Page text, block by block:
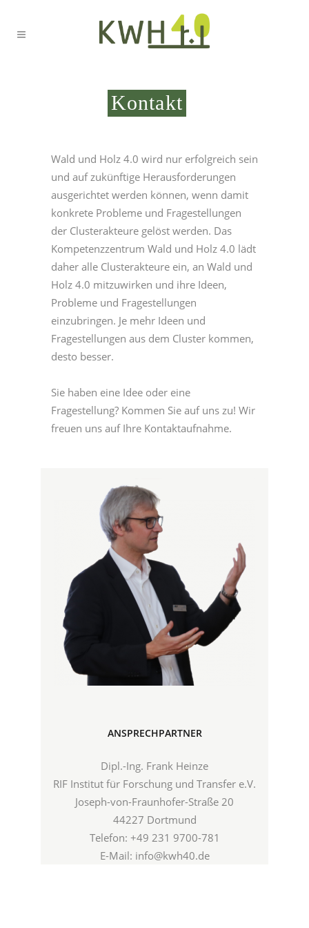
Kontakt
Wald und Holz 4.0 wird nur erfolgreich sein
und auf zukünftige Herausforderungen
ausgerichtet werden können, wenn damit
konkrete Probleme und Fragestellungen
der Clusterakteure gelöst werden. Das
Kompetenzzentrum Wald und Holz 4.0 lädt
daher alle Clusterakteure ein, an Wald und
Holz 4.0 mitzuwirken und ihre Ideen,
Probleme und Fragestellungen
einzubringen. Je mehr Ideen und
Fragestellungen aus dem Cluster kommen,
desto besser.
Sie haben eine Idee oder eine
Fragestellung? Kommen Sie auf uns zu! Wir
freuen uns auf Ihre Kontaktaufnahme.
ANSPRECHPARTNER
Dipl.-Ing. Frank Heinze
RIF Institut für Forschung und Transfer e.V.
Joseph-von-Fraunhofer-Straße 20
44227 Dortmund
Telefon: +49 231 9700-781
E-Mail: info@kwh40.de